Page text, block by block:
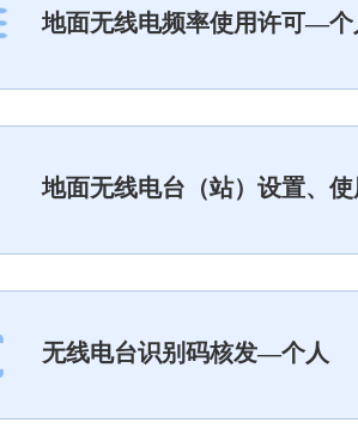
地面无线电频率使用许可—个
地面无线电台（站）设置、
无线电台识别码核发—个人